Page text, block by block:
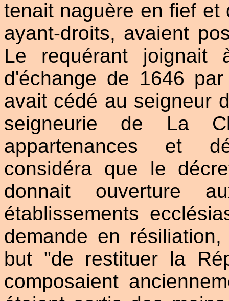
tenait naguère en fief
ayant-droits, avaient
Le requérant joignait
d'échange de 1646
avait cédé au seigneur
seigneurie de La
appartenances et
considéra que le
donnait ouverture
établissements
demande en
but "de restituer la
composaient